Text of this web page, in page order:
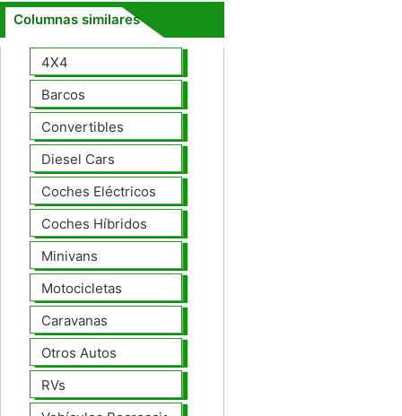
Columnas similares
4X4
Barcos
Convertibles
Diesel Cars
Coches Eléctricos
Coches Híbridos
Minivans
Motocicletas
Caravanas
Otros Autos
RVs